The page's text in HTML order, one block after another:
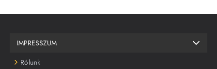
IMPRESSZUM
Rólunk